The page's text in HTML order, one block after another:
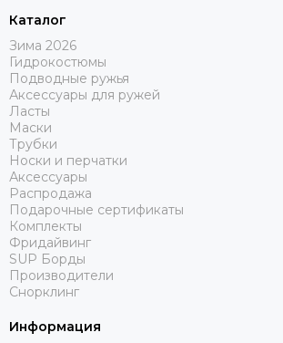
Каталог
Зима 2026
Гидрокостюмы
Подводные ружья
Аксессуары для ружей
Ласты
Маски
Трубки
Носки и перчатки
Аксессуары
Распродажа
Подарочные сертификаты
Комплекты
Фридайвинг
SUP Борды
Производители
Снорклинг
Информация